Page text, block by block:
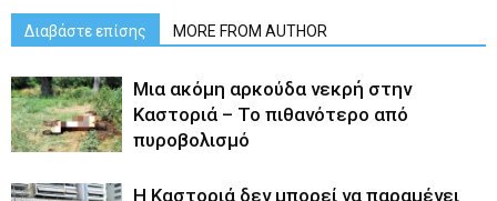
Διαβάστε επίσης MORE FROM AUTHOR
Μια ακόμη αρκούδα νεκρή στην
Καστοριά – Το πιθανότερο από
πυροβολισμό
Η Καστοριά δεν μπορεί να παραμένει